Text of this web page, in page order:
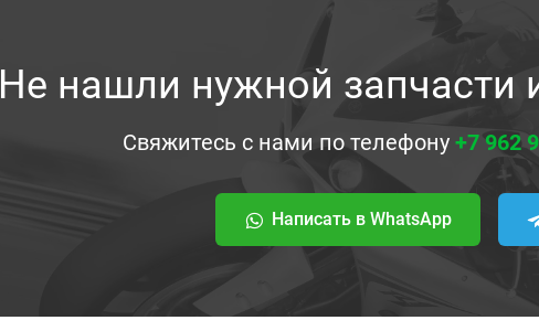
Не нашли нужной запчасти
Свяжитесь с нами по телефону +7 962
Написать в WhatsApp